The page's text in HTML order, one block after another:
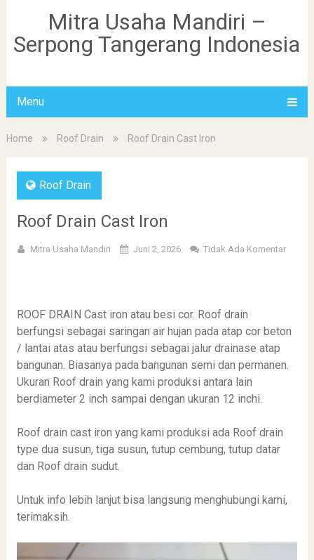
Mitra Usaha Mandiri –
Serpong Tangerang Indonesia
Menu
Home Roof Drain Roof Drain Cast Iron
Roof Drain
Roof Drain Cast Iron
Mitra Usaha Mandiri Juni 2, 2026 Tidak Ada Komentar
ROOF DRAIN Cast iron atau besi cor. Roof drain
berfungsi sebagai saringan air hujan pada atap cor beton
/ lantai atas atau berfungsi sebagai jalur drainase atap
bangunan. Biasanya pada bangunan semi dan permanen.
Ukuran Roof drain yang kami produksi antara lain
berdiameter 2 inch sampai dengan ukuran 12 inchi.
Roof drain cast iron yang kami produksi ada Roof drain
type dua susun, tiga susun, tutup cembung, tutup datar
dan Roof drain sudut.
Untuk info lebih lanjut bisa langsung menghubungi kami,
terimaksih.